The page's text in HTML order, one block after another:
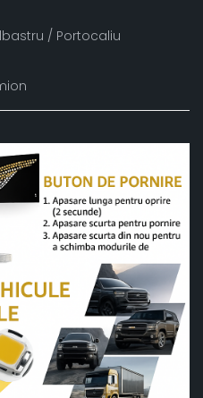
/ Portocaliu